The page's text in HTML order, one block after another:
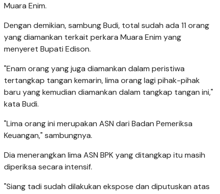
Muara Enim.
Dengan demikian, sambung Budi, total sudah ada 11 orang
yang diamankan terkait perkara Muara Enim yang
menyeret Bupati Edison.
"Enam orang yang juga diamankan dalam peristiwa
tertangkap tangan kemarin, lima orang lagi pihak-pihak
baru yang kemudian diamankan dalam tangkap tangan ini,"
kata Budi.
"Lima orang ini merupakan ASN dari Badan Pemeriksa
Keuangan," sambungnya.
Dia menerangkan lima ASN BPK yang ditangkap itu masih
diperiksa secara intensif.
"Siang tadi sudah dilakukan ekspose dan diputuskan atas